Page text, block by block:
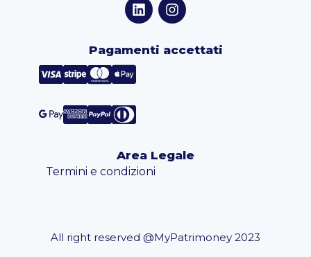
Pagamenti accettati
Area Legale
Termini e condizioni
All right reserved @MyPatrimoney 2023